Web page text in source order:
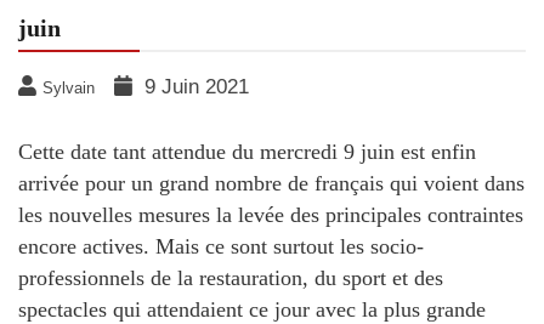
juin
Sylvain 9 Juin 2021
Cette date tant attendue du mercredi 9 juin est enfin
arrivée pour un grand nombre de français qui voient dans
les nouvelles mesures la levée des principales contraintes
encore actives. Mais ce sont surtout les socio-
professionnels de la restauration, du sport et des
spectacles qui attendaient ce jour avec la plus grande